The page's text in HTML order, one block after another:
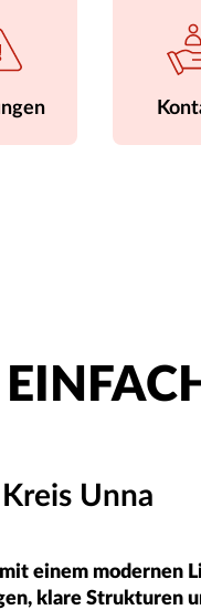
Unna
einem modernen
klare Strukturen